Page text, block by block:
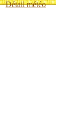
Détail météo